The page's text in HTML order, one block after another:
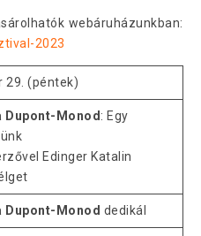
webáruházunkban:
2023
29. (péntek)
Dupont-Monod : Egy
Edinger Katalin
Dupont-Monod dedikál